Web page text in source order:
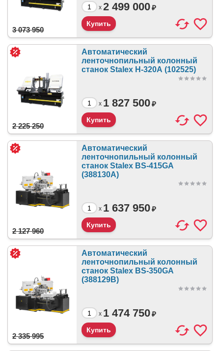
x
3 073 950
2 499 000₽
Автоматический
ленточнопильный колонный
станок Stalex H-320А (102525)
x
2 225 250
1 827 500₽
Автоматический
ленточнопильный колонный
станок Stalex BS-415GA
(388130A)
x
2 127 960
1 637 950₽
Автоматический
ленточнопильный колонный
станок Stalex BS-350GA
(388129B)
x
2 335 995
1 474 750₽